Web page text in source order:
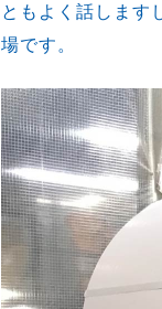
ともよく話します
場です。